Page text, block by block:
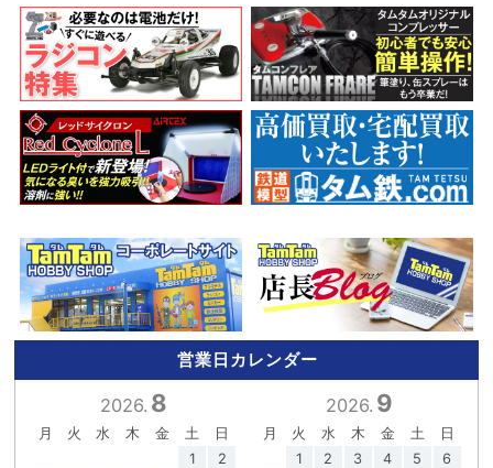
営業日カレンダー
2026. 8
月 火 水 木 金 土
日
1
2
2026. 9
月 火 水 木 金 土
日
1
2 3 4 5
6